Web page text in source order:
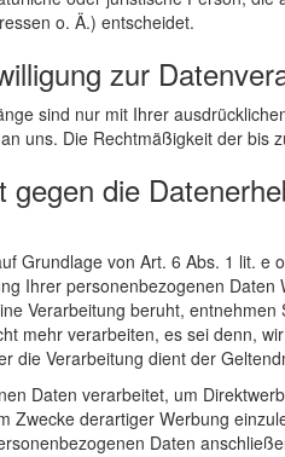
o. Ä.) entscheidet.
zur
sind nur mit Ihrer
uns. Die Rechtmäßigkeit der
gegen die
Grundlage von Art. 6 Abs. 1 lit.
Ihrer personenbezogenen
Verarbeitung beruht,
mehr verarbeiten, es sei denn,
die Verarbeitung dient der
Daten verarbeitet, um
Zwecke derartiger Werbung
Daten